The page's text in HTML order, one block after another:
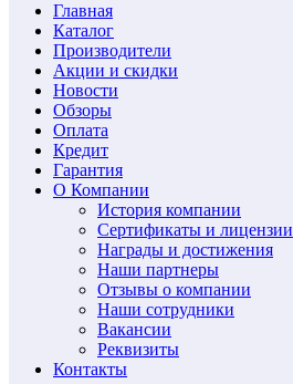
Главная
Каталог
Производители
Акции и скидки
Новости
Обзоры
Оплата
Кредит
Гарантия
О Компании
История компании
Сертификаты и лицензии
Награды и достижения
Наши партнеры
Отзывы о компании
Наши сотрудники
Вакансии
Реквизиты
Контакты